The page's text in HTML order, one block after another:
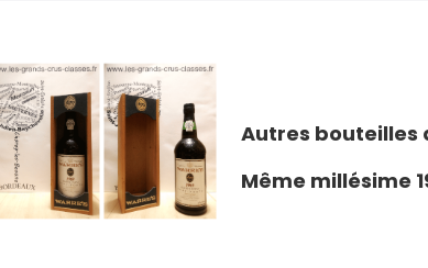
Autres bouteilles
Même millésime